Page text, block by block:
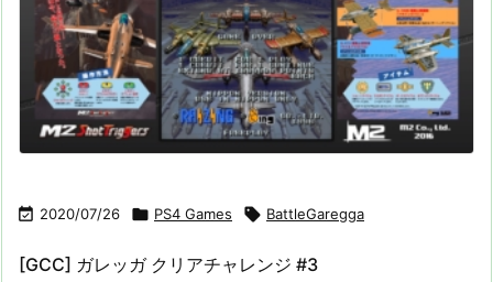
 2020/07/26  PS4 Games  BattleGaregga
[GCC] ガレッガ クリアチャレンジ #3